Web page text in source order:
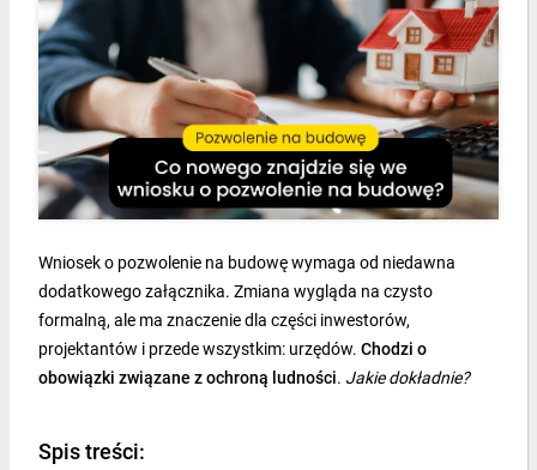
Wniosek o pozwolenie na budowę wymaga od niedawna
dodatkowego załącznika. Zmiana wygląda na czysto
formalną, ale ma znaczenie dla części inwestorów,
projektantów i przede wszystkim: urzędów. Chodzi o
obowiązki związane z ochroną ludności. Jakie dokładnie?
Spis treści: